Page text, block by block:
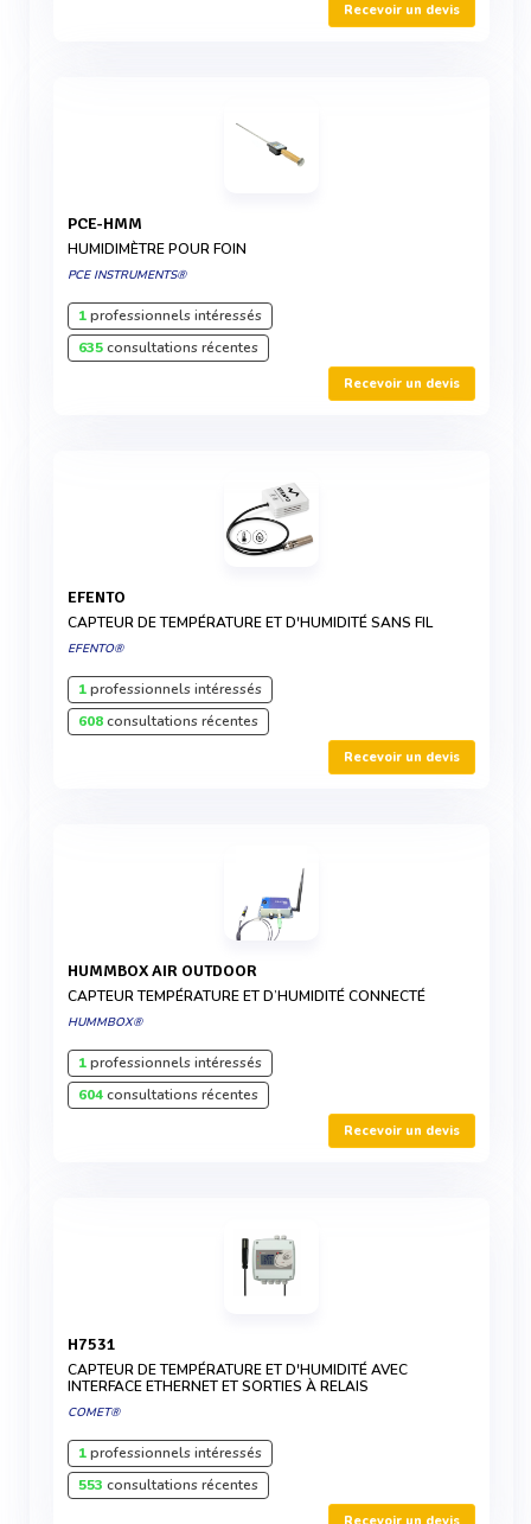
Recevoir un devis
PCE-HMM
HUMIDIMÈTRE POUR FOIN
PCE INSTRUMENTS®
1professionnels intéressés
635consultations récentes
Recevoir un devis
EFENTO
CAPTEUR DE TEMPÉRATURE ET D'HUMIDITÉ SANS FIL
EFENTO®
1professionnels intéressés
608consultations récentes
Recevoir un devis
HUMMBOX AIR OUTDOOR
CAPTEUR TEMPÉRATURE ET D’HUMIDITÉ CONNECTÉ
HUMMBOX®
1professionnels intéressés
604consultations récentes
Recevoir un devis
H7531
CAPTEUR DE TEMPÉRATURE ET D'HUMIDITÉ AVEC
INTERFACE ETHERNET ET SORTIES À RELAIS
COMET®
1professionnels intéressés
553 consultations récentes